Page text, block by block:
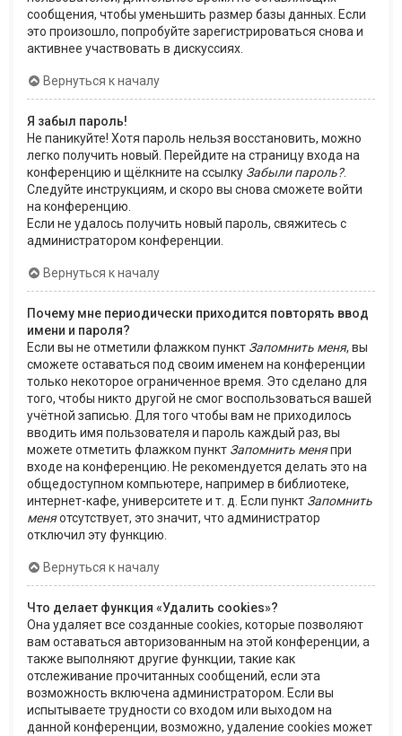
сообщения, чтобы уменьшить размер базы данных. Если
это произошло, попробуйте зарегистрироваться снова и
активнее участвовать в дискуссиях.
Вернуться к началу
Я забыл пароль!
Не паникуйте! Хотя пароль нельзя восстановить, можно
легко получить новый. Перейдите на страницу входа на
конференцию и щёлкните на ссылку Забыли пароль?.
Следуйте инструкциям, и скоро вы снова сможете войти
на конференцию.
Если не удалось получить новый пароль, свяжитесь с
администратором конференции.
Вернуться к началу
Почему мне периодически приходится повторять ввод
имени и пароля?
Если вы не отметили флажком пункт Запомнить меня, вы
сможете оставаться под своим именем на конференции
только некоторое ограниченное время. Это сделано для
того, чтобы никто другой не смог воспользоваться вашей
учётной записью. Для того чтобы вам не приходилось
вводить имя пользователя и пароль каждый раз, вы
можете отметить флажком пункт Запомнить меняпри
входе на конференцию. Не рекомендуется делать это на
общедоступном компьютере, например в библиотеке,
интернет-кафе, университете и т. д. Если пункт Запомнить
меняотсутствует, это значит, что администратор
отключил эту функцию.
Вернуться к началу
Что делает функция «Удалить cookies»?
Она удаляет все созданные cookies, которые позволяют
вам оставаться авторизованным на этой конференции, а
также выполняют другие функции, такие как
отслеживание прочитанных сообщений, если эта
возможность включена администратором. Если вы
испытываете трудности со входом или выходом на
данной конференции, возможно, удаление cookies может